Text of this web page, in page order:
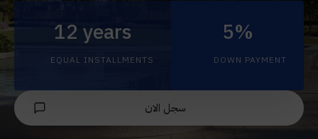
5%
DOWN PAYMENT
12 years
EQUAL INSTALLMENTS
سجل الان